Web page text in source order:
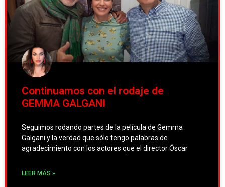
Continuamos con el rodaje de
GEMMA GALGANI
Seguimos rodando partes de la película de Gemma
Galgani y la verdad que sólo tengo palabras de
agradecimiento con los actores que el director Óscar
LEER MÁS »